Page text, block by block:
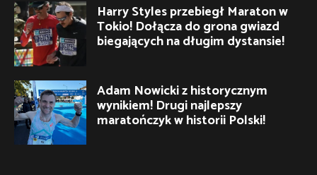
Harry Styles przebiegł Maraton w
Tokio! Dołącza do grona gwiazd
biegających na długim dystansie!
Adam Nowicki z historycznym
wynikiem! Drugi najlepszy
maratończyk w historii Polski!